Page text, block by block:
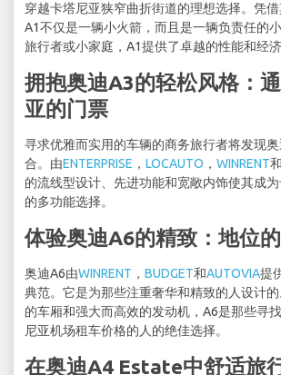
穿越卡塔尼亚狭窄曲折街道的理想选择。凭借
A1不仅是一辆小火箭，而且是一辆负责任的
旅行者或小家庭，A1提供了卓越的性能和经济
拥抱奥迪A3的轻松风格：
亚的门票
寻求优雅而实用的车辆的商务旅行者将发现
合。由ENTERPRISE ， LOCAUTO ， WINRENT和
的流线型设计、先进功能和宽敞内饰使其成
的多功能选择。
体验奥迪A6的精致：地位
奥迪A6由WINRENT ， BUDGET和AUTOVIA提
典范。它是为那些注重奢华和精致的人设计
的车厢和强大而高效的发动机，A6是那些寻
尼亚机场租车价格的人的绝佳选择。
在奥迪A4 Estate中舒适旅